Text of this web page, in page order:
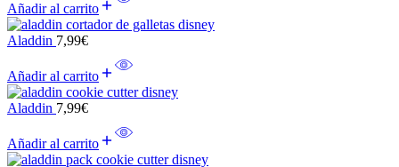
Añadir al carrito
Aladdin 7,99€
Añadir al carrito
Aladdin 7,99€
Añadir al carrito